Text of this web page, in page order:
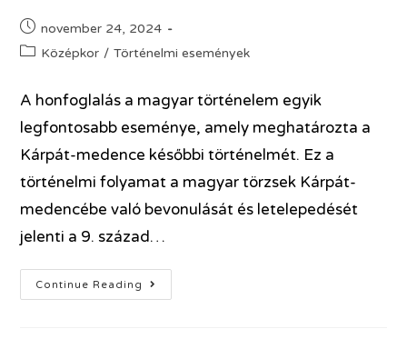
november 24, 2024
Középkor / Történelmi események
A honfoglalás a magyar történelem egyik
legfontosabb eseménye, amely meghatározta a
Kárpát-medence későbbi történelmét. Ez a
történelmi folyamat a magyar törzsek Kárpát-
medencébe való bevonulását és letelepedését
jelenti a 9. század…
Continue Reading